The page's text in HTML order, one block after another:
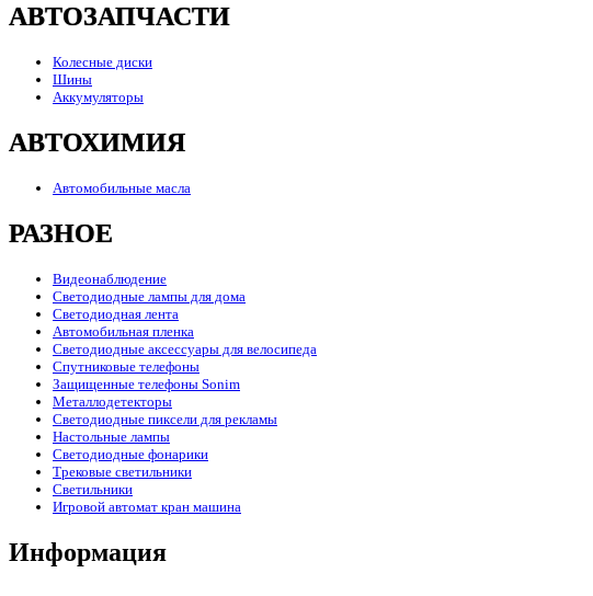
АВТОЗАПЧАСТИ
Колесные диски
Шины
Аккумуляторы
АВТОХИМИЯ
Автомобильные масла
РАЗНОЕ
Видеонаблюдение
Светодиодные лампы для дома
Светодиодная лента
Автомобильная пленка
Светодиодные аксессуары для велосипеда
Спутниковые телефоны
Защищенные телефоны Sonim
Металлодетекторы
Светодиодные пиксели для рекламы
Настольные лампы
Светодиодные фонарики
Трековые светильники
Светильники
Игровой автомат кран машина
Информация